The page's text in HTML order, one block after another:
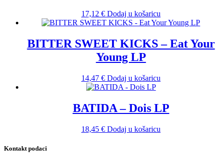
17,12 € Dodaj u košaricu
BITTER SWEET KICKS – Eat Your
Young LP
14,47 € Dodaj u košaricu
BATIDA – Dois LP
18,45 € Dodaj u košaricu
Kontakt podaci